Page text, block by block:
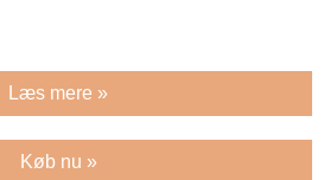
Læs mere »
Køb nu »